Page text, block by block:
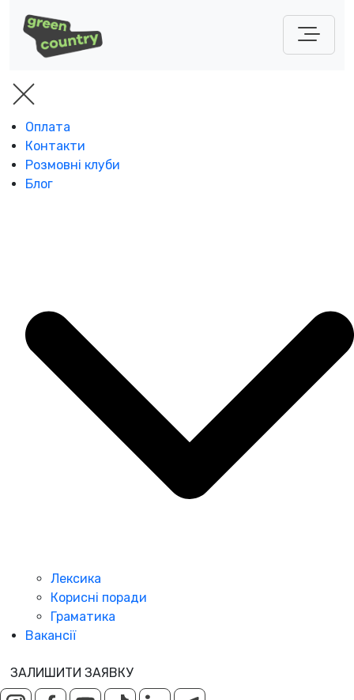
Оплата
Контакти
Розмовні клуби
Блог
Лексика
Корисні поради
Граматика
Вакансії
ЗАЛИШИТИ ЗАЯВКУ